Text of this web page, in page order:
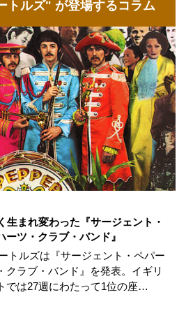
トルズ" が登場するコラム
生まれ変わった『サージェント・
ツ・クラブ・バンド』
トルズは『サージェント・ペパー
クラブ・バンド』を発表。イギリ
では27週にわたって1位の座…